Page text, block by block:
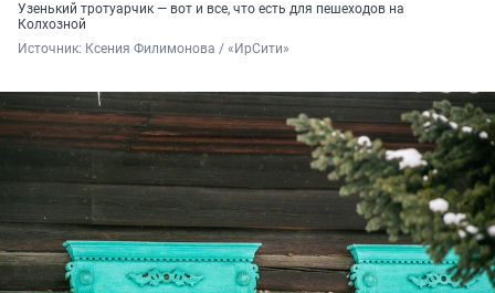
Узенький тротуарчик — вот и все, что есть для пешеходов на
Колхозной
Источник: Ксения Филимонова / «ИрСити»